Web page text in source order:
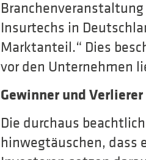
Insurtechs in
Marktanteil.“ Dies
vor den Unternehmen
Gewinner und
Die durchaus
hinwegtäuschen, dass